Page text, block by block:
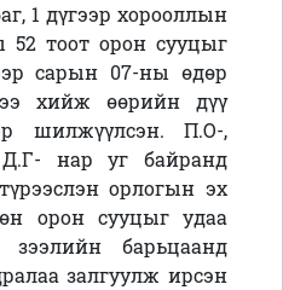
1 дүгээр хорооллын
52 тоот орон сууцыг
сарын 07-ны өдөр
хийж өөрийн дүү
шилжүүлсэн. П.О-,
нар уг байранд
орлогын эх
орон сууцыг удаа
барьцаанд
залгуулж ирсэн